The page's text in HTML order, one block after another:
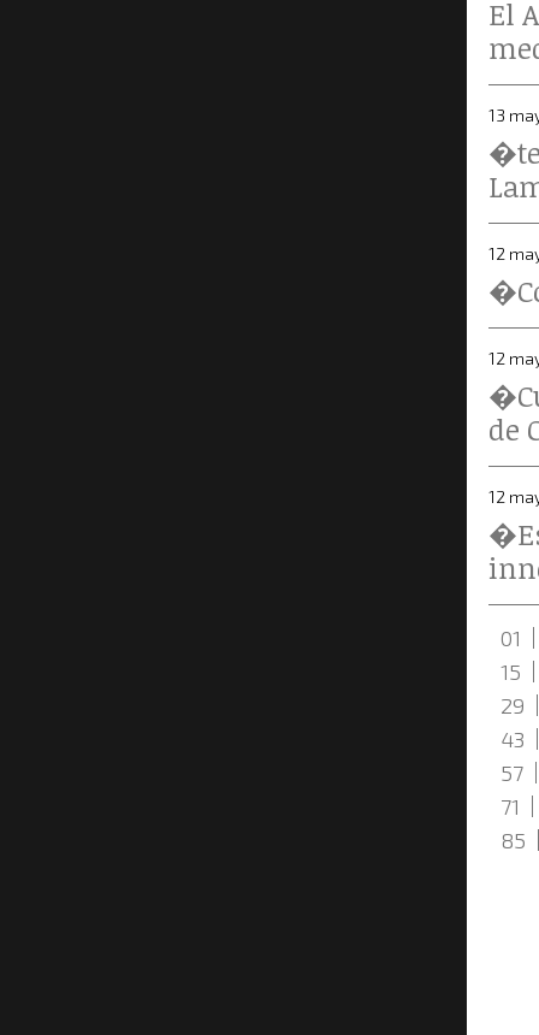
El
13
12
12
de
12
01
15
29
43
57
71
85